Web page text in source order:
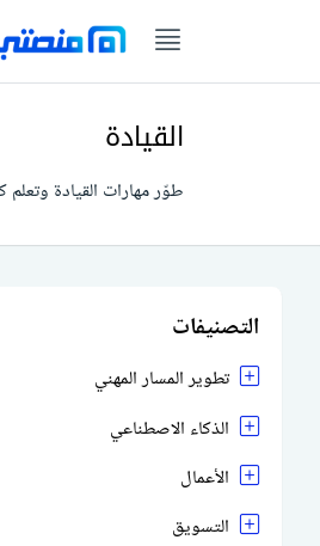
القيادة
طوّر مهارات القيادة وتعلم
التصنيفات
تطوير المسار المهني
الذكاء الاصطناعي
الأعمال
التسويق